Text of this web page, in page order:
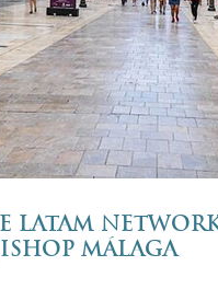
LATAM
MÁLAGA